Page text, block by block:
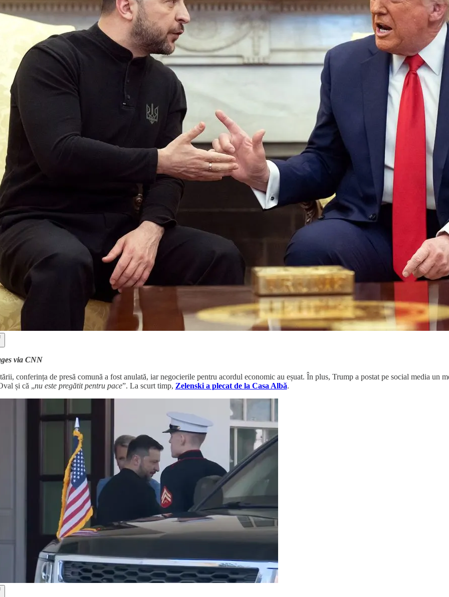
via CNN
conferința de presă comună a fost anulată, iar negocierile pentru acordul economic au eșuat. În plus, Trump a postat pe social media un
și că „nu este pregătit pentru pace”. La scurt timp, Zelenski a plecat de la Casa Albă.